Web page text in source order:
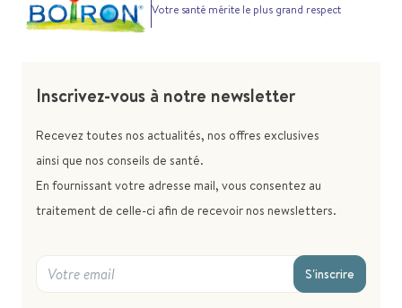
Votre santé mérite le plus grand respect
Inscrivez-vous à notre newsletter
Recevez toutes nos actualités, nos offres exclusives
ainsi que nos conseils de santé.
En fournissant votre adresse mail, vous consentez au
traitement de celle-ci afin de recevoir nos newsletters.
S'inscrire